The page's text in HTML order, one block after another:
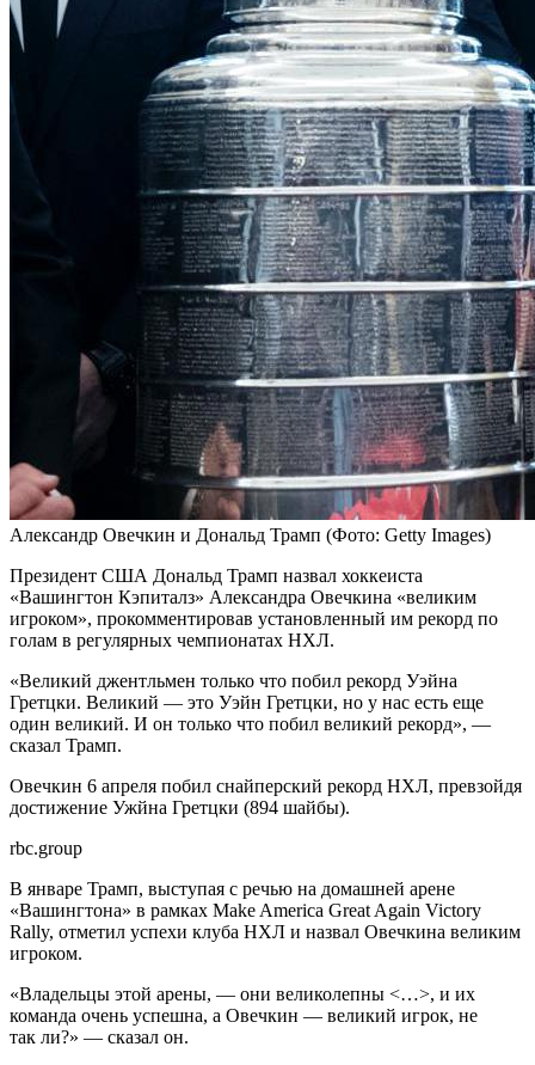
Александр Овечкин и Дональд Трамп (Фото: Getty Images)
Президент США Дональд Трамп назвал хоккеиста
«Вашингтон Кэпиталз» Александра Овечкина «великим
игроком», прокомментировав установленный им рекорд по
голам в регулярных чемпионатах НХЛ.
«Великий джентльмен только что побил рекорд Уэйна
Гретцки. Великий — это Уэйн Гретцки, но у нас есть еще
один великий. И он только что побил великий рекорд», —
сказал Трамп.
Овечкин 6 апреля побил снайперский рекорд НХЛ, превзойдя
достижение Ужйна Гретцки (894 шайбы).
rbc.group
В январе Трамп, выступая с речью на домашней арене
«Вашингтона» в рамках Make America Great Again Victory
Rally, отметил успехи клуба НХЛ и назвал Овечкина великим
игроком.
«Владельцы этой арены, — они великолепны <…>, и их
команда очень успешна, а Овечкин — великий игрок, не
так ли?» — сказал он.